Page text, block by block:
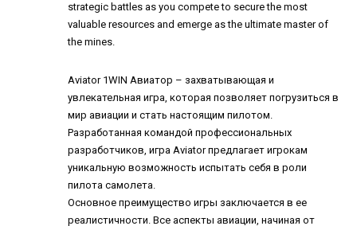
strategic battles as you compete to secure the most
valuable resources and emerge as the ultimate master of
the mines.
Aviator 1WIN Авиатор – захватывающая и
увлекательная игра, которая позволяет погрузиться в
мир авиации и стать настоящим пилотом.
Разработанная командой профессиональных
разработчиков, игра Aviator предлагает игрокам
уникальную возможность испытать себя в роли
пилота самолета.
Основное преимущество игры заключается в ее
реалистичности. Все аспекты авиации, начиная от